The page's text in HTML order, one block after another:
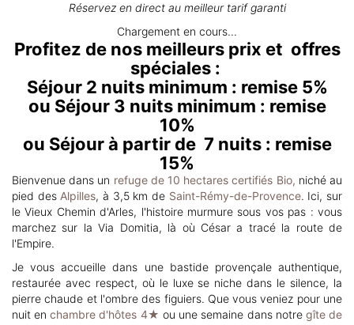
Réservez en direct au meilleur tarif garanti
Chargement en cours...
Profitez de nos meilleurs prix et offres
spéciales :
Séjour 2 nuits minimum : remise 5%
ou Séjour 3 nuits minimum : remise
10%
ou Séjour à partir de 7 nuits : remise
15%
Bienvenue dans un refuge de 10 hectares certifiés Bio, niché au
pied des Alpilles, à 3,5 km de Saint-Rémy-de-Provence. Ici, sur
le Vieux Chemin d'Arles, l'histoire murmure sous vos pas : vous
marchez sur la Via Domitia, là où César a tracé la route de
l'Empire.
Je vous accueille dans une bastide provençale authentique,
restaurée avec respect, où le luxe se niche dans le silence, la
pierre chaude et l'ombre des figuiers. Que vous veniez pour une
nuit enchambre d'hôtes 4★ ou une semaine dans notre gîte de